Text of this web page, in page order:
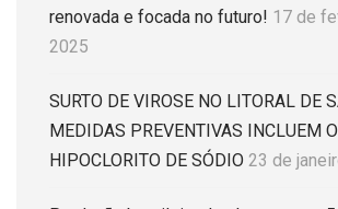
renovada e focada no futuro! 17 de
2025
SURTO DE VIROSE NO LITORAL DE
MEDIDAS PREVENTIVAS INCLUEM
HIPOCLORITO DE SÓDIO 23 de